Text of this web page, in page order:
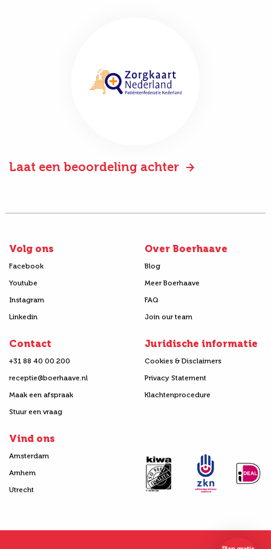
Laat een beoordeling achter
Volg ons
Facebook
Youtube
Instagram
Linkedin
Over Boerhaave
Blog
Meer Boerhaave
FAQ
Join our team
Contact
+31 88 40 00 200
receptie@boerhaave.nl
Maak een afspraak
Stuur een vraag
Juridische informatie
Cookies & Disclaimers
Privacy Statement
Klachtenprocedure
Vind ons
Amsterdam
Arnhem
Utrecht